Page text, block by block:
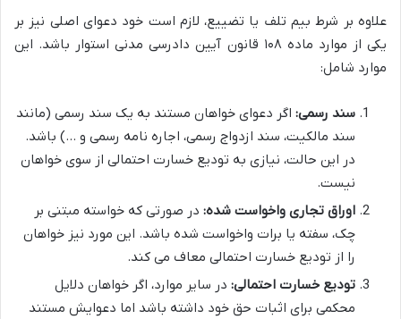
علاوه بر شرط بیم تلف یا تضییع، لازم است خود دعوای اصلی نیز بر
یکی از موارد ماده ۱۰۸ قانون آیین دادرسی مدنی استوار باشد. این
موارد شامل:
سند رسمی: اگر دعوای خواهان مستند به یک سند رسمی (مانند
سند مالکیت، سند ازدواج رسمی، اجاره نامه رسمی و …) باشد.
در این حالت، نیازی به تودیع خسارت احتمالی از سوی خواهان
نیست.
اوراق تجاری واخواست شده: در صورتی که خواسته مبتنی بر
چک، سفته یا برات واخواست شده باشد. این مورد نیز خواهان
را از تودیع خسارت احتمالی معاف می کند.
تودیع خسارت احتمالی: در سایر موارد، اگر خواهان دلایل
محکمی برای اثبات حق خود داشته باشد اما دعوایش مستند